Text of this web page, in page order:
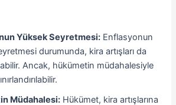
Yüksek Seyretmesi: Enflasyonun
durumunda, kira artışları da
Ancak, hükümetin müdahalesiyle
Müdahalesi: Hükümet, kira artışlarına